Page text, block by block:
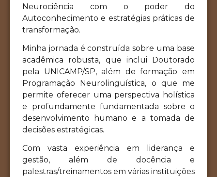
Neurociência com o poder do
Autoconhecimento e estratégias práticas de
transformação.
Minha jornada é construída sobre uma base
acadêmica robusta, que inclui Doutorado
pela UNICAMP/SP, além de formação em
Programação Neurolinguística, o que me
permite oferecer uma perspectiva holística
e profundamente fundamentada sobre o
desenvolvimento humano e a tomada de
decisões estratégicas.
Com vasta experiência em liderança e
gestão, além de docência e
palestras/treinamentos em várias instituições